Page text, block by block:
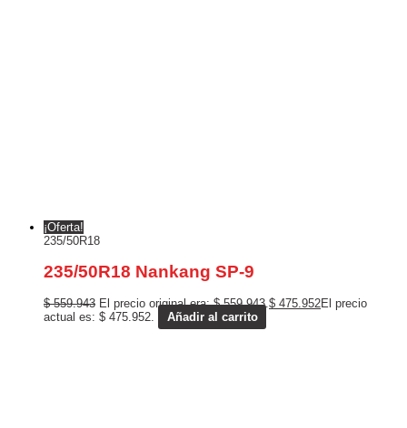
¡Oferta!
235/50R18
235/50R18 Nankang SP-9
$559.943 El precio original era: $ 559.943.$ 475.952El precio
actual es: $ 475.952.
Añadir al carrito